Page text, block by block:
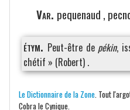
Var. pequenaud ,
étym. Peut-être de pékin,
chétif » (Robert) .
Le Dictionnaire de la Zone . Tout
Cobra le Cynique.